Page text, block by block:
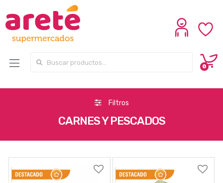
Search for:
0
Filtros
CARNES Y PESCADOS